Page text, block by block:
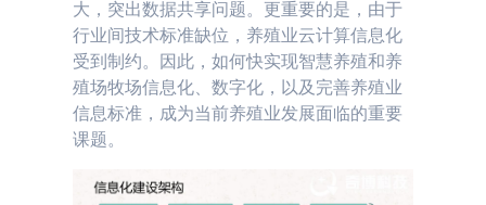
大，突出数据共享问题。更重要的是，由于
行业间技术标准缺位，养殖业云计算信息化
受到制约。因此，如何快实现智慧养殖和养
殖场牧场信息化、数字化，以及完善养殖业
信息标准，成为当前养殖业发展面临的重要
课题。